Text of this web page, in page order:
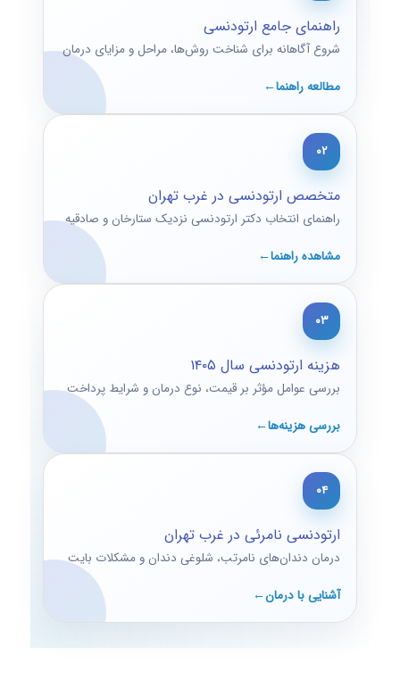
راهنمای جامع ارتودنسی
شروع آگاهانه برای شناخت روش‌ها، مراحل و مزایای درمان
مطالعه راهنما
۰۲
متخصص ارتودنسی در غرب تهران
راهنمای انتخاب دکتر ارتودنسی نزدیک ستارخان و صادقیه
مشاهده راهنما
۰۳
هزینه ارتودنسی سال ۱۴۰۵
بررسی عوامل مؤثر بر قیمت، نوع درمان و شرایط پرداخت
بررسی هزینه‌ها
۰۴
ارتودنسی نامرئی در غرب تهران
درمان دندان‌های نامرتب، شلوغی دندان و مشکلات بایت
آشنایی با درمان